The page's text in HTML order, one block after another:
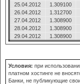
25.04.2012
1.309100
26.04.2012
1.312700
27.04.2012
1.308900
28.04.2012
1.308900
29.04.2012
1.308900
Условия: при
платном хостинге не
Банки, не публикующие